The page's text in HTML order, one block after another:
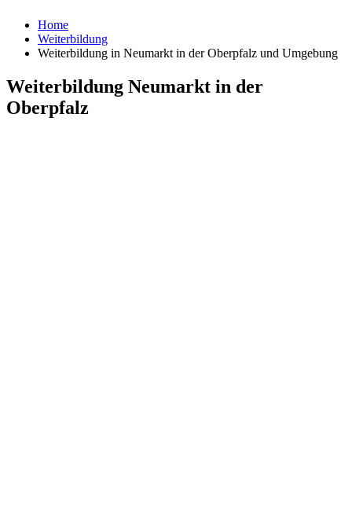
Home
Weiterbildung
Weiterbildung in Neumarkt in der Oberpfalz und Umgebung
Weiterbildung Neumarkt in der
Oberpfalz